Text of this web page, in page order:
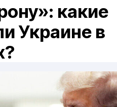
какие
Украине в